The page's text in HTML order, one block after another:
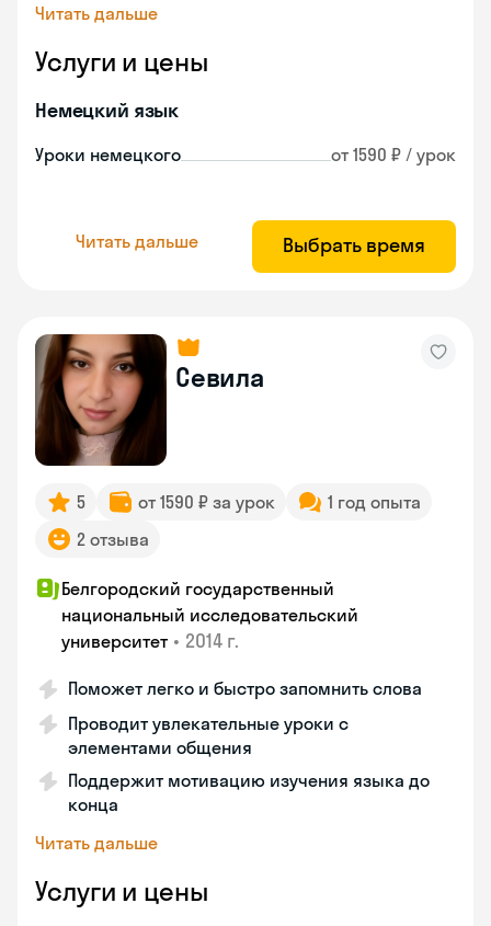
Читать дальше
Услуги и цены
Немецкий язык
Уроки немецкого от 1590 ₽ / урок
Читать дальше Выбрать время
Севила
5 от 1590 ₽ за урок
1 год опыта
2 отзыва
Белгородский государственный
национальный исследовательский
университет • 2014 г.
Поможет легко и быстро запомнить слова
Проводит увлекательные уроки с
элементами общения
Поддержит мотивацию изучения языка до
конца
Читать дальше
Услуги и цены